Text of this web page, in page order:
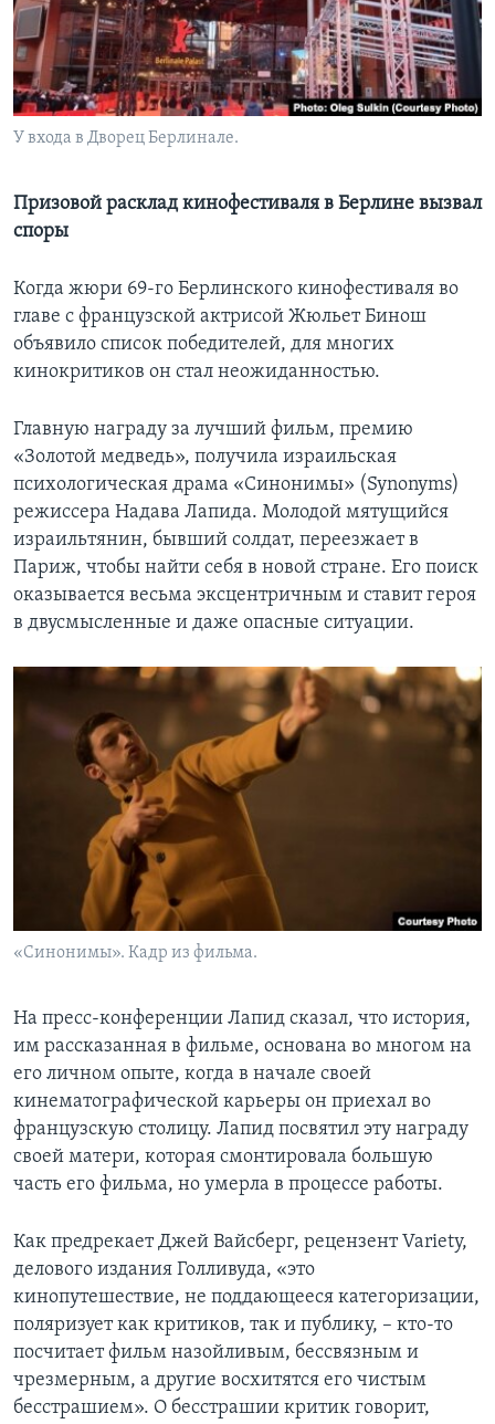
Learning English
СОЦИАЛЬНЫЕ СЕТИ
Языки
У входа в Дворец Берлинале.
Призовой расклад кинофестиваля в Берлине вызвал
споры
Когда жюри 69-го Берлинского кинофестиваля во
главе с французской актрисой Жюльет Бинош
объявило список победителей, для многих
кинокритиков он стал неожиданностью.
Главную награду за лучший фильм, премию
«Золотой медведь», получила израильская
психологическая драма «Синонимы» (Synonyms)
режиссера Надава Лапида. Молодой мятущийся
израильтянин, бывший солдат, переезжает в
Париж, чтобы найти себя в новой стране. Его поиск
оказывается весьма эксцентричным и ставит героя
в двусмысленные и даже опасные ситуации.
«Синонимы». Кадр из фильма.
На пресс-конференции Лапид сказал, что история,
им рассказанная в фильме, основана во многом на
его личном опыте, когда в начале своей
кинематографической карьеры он приехал во
французскую столицу. Лапид посвятил эту награду
своей матери, которая смонтировала большую
часть его фильма, но умерла в процессе работы.
Как предрекает Джей Вайсберг, рецензент Variety,
делового издания Голливуда, «это
кинопутешествие, не поддающееся категоризации,
поляризует как критиков, так и публику, – кто-то
посчитает фильм назойливым, бессвязным и
чрезмерным, а другие восхитятся его чистым
бесстрашием». О бесстрашии критик говорит,